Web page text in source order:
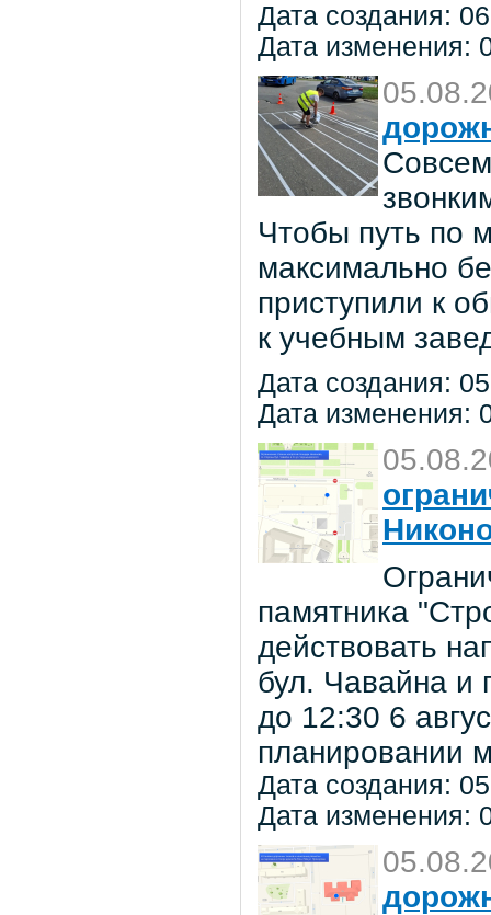
Дата создания:
Дата изменения:
Чтобы путь по
максимально
приступили к
к учебным
Дата создания:
Дата изменения:
памятника
действовать
бул. Чавайна и
до 12:30 6
планировании
Дата создания:
Дата изменения: